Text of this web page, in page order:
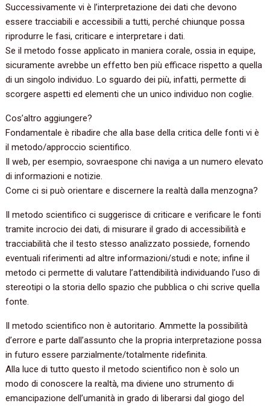
Successivamente vi è l’interpretazione dei dati che devono
essere tracciabili e accessibili a tutti, perché chiunque possa
riprodurre le fasi, criticare e interpretare i dati.
Se il metodo fosse applicato in maniera corale, ossia in equipe,
sicuramente avrebbe un effetto ben più efficace rispetto a quella
di un singolo individuo. Lo sguardo dei più, infatti, permette di
scorgere aspetti ed elementi che un unico individuo non coglie.
Cos’altro aggiungere?
Fondamentale è ribadire che alla base della critica delle fonti vi è
il metodo/approccio scientifico.
Il web, per esempio, sovraespone chi naviga a un numero elevato
di informazioni e notizie.
Come ci si può orientare e discernere la realtà dalla menzogna?
Il metodo scientifico ci suggerisce di criticare e verificare le fonti
tramite incrocio dei dati, di misurare il grado di accessibilità e
tracciabilità che il testo stesso analizzato possiede, fornendo
eventuali riferimenti ad altre informazioni/studi e note; infine il
metodo ci permette di valutare l’attendibilità individuando l’uso di
stereotipi o la storia dello spazio che pubblica o chi scrive quella
fonte.
Il metodo scientifico non è autoritario. Ammette la possibilità
d’errore e parte dall’assunto che la propria interpretazione possa
in futuro essere parzialmente/totalmente ridefinita.
Alla luce di tutto questo il metodo scientifico non è solo un
modo di conoscere la realtà, ma diviene uno strumento di
emancipazione dell’umanità in grado di liberarsi dal giogo del